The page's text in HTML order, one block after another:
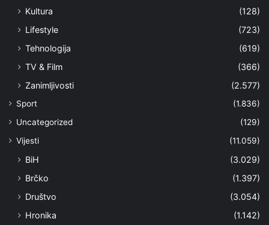
Kultura
(128)
Lifestyle
(723)
Tehnologija
(619)
TV & Film
(366)
Zanimljivosti
(2.577)
Sport
(1.836)
Uncategorized
(129)
Vijesti
(11.059)
BiH
(3.029)
Brčko
(1.397)
Društvo
(3.054)
Hronika
(1.142)